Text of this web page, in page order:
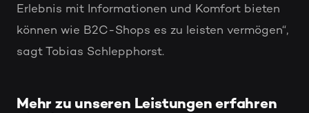
Erlebnis mit Informationen und Komfort bieten
können wie B2C-Shops es zu leisten vermögen“,
sagt Tobias Schlepphorst.
Mehr zu unseren Leistungen erfahren